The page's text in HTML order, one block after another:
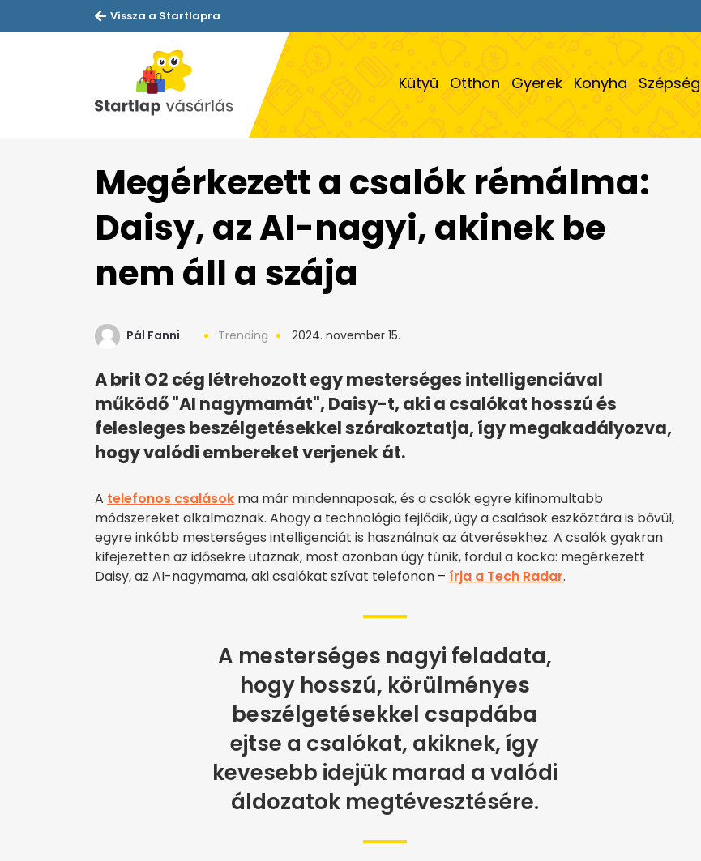
Vissza a Startlapra
Kütyü Otthon Gyerek Konyha Szépség
Megérkezett a csalók rémálma:
Daisy, az AI-nagyi, akinek be
nem áll a szája
Pál Fanni Trending 2024. november 15.
A brit O2 cég létrehozott egy mesterséges intelligenciával
működő "AI nagymamát", Daisy-t, aki a csalókat hosszú és
felesleges beszélgetésekkel szórakoztatja, így megakadályozva,
hogy valódi embereket verjenek át.
A telefonos csalások ma már mindennaposak, és a csalók egyre kifinomultabb
módszereket alkalmaznak. Ahogy a technológia fejlődik, úgy a csalások eszköztára is bővül,
egyre inkább mesterséges intelligenciát is használnak az átverésekhez. A csalók gyakran
kifejezetten az idősekre utaznak, most azonban úgy tűnik, fordul a kocka: megérkezett
Daisy, az AI-nagymama, aki csalókat szívat telefonon – írja a Tech Radar.
A mesterséges nagyi feladata,
hogy hosszú, körülményes
beszélgetésekkel csapdába
ejtse a csalókat, akiknek, így
kevesebb idejük marad a valódi
áldozatok megtévesztésére.